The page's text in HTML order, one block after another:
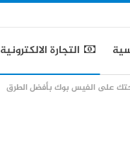
التجارة الالكترونية
على الفيس بوك بأفضل الطرق